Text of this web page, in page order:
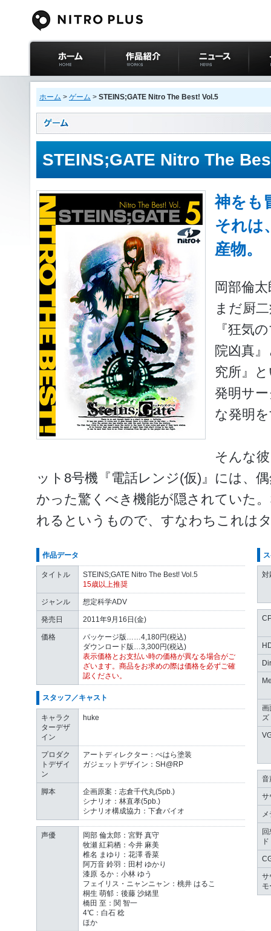
ニトロプラス公式
サイト ホーム
作品紹介 ニュース イベ
ホーム > ゲーム > STEINS;GATE Nitro The Best! Vol.5
STEINS;GATE Nitro The
神をも
それは
産物。
岡部倫
まだ厨
『狂気
院凶真
究所』
発明サ
な発明
そんな
ット8号機『電話レンジ(仮)』には、
かった驚くべき機能が隠されていた
れるというもので、すなわちこれは
作品データ
タイトル
STEINS;GATE Nitro The Best! Vol.5
15歳以上推奨
ジャンル 想定科学ADV
発売日 2011年9月16日(金)
価格
パッケージ版……4,180円(税込)
ダウンロード版…3,300円(税込)
表示価格とお支払い時の価格が異なる場合がご
ざいます。商品をお求めの際は価格を必ずご確
認ください。
スタッフ／キャスト
キャラク
ターデザ
イン
huke
プロダク
トデザイ
ン
アートディレクター：ぺはら塗装
ガジェットデザイン：SH@RP
脚本
企画原案：志倉千代丸(5pb.)
シナリオ：林直孝(5pb.)
シナリオ構成協力：下倉バイオ
声優
岡部 倫太郎：宮野 真守
牧瀬 紅莉栖：今井 麻美
椎名 まゆり：花澤 香菜
阿万音 鈴羽：田村 ゆかり
漆原 るか：小林 ゆう
フェイリス・ニャンニャン：桃井 はるこ
桐生 萌郁：後藤 沙緒里
橋田 至：関 智一
4℃：白石 稔
ほか
対
画
ズ
音
サ
回
ド
サ
モ